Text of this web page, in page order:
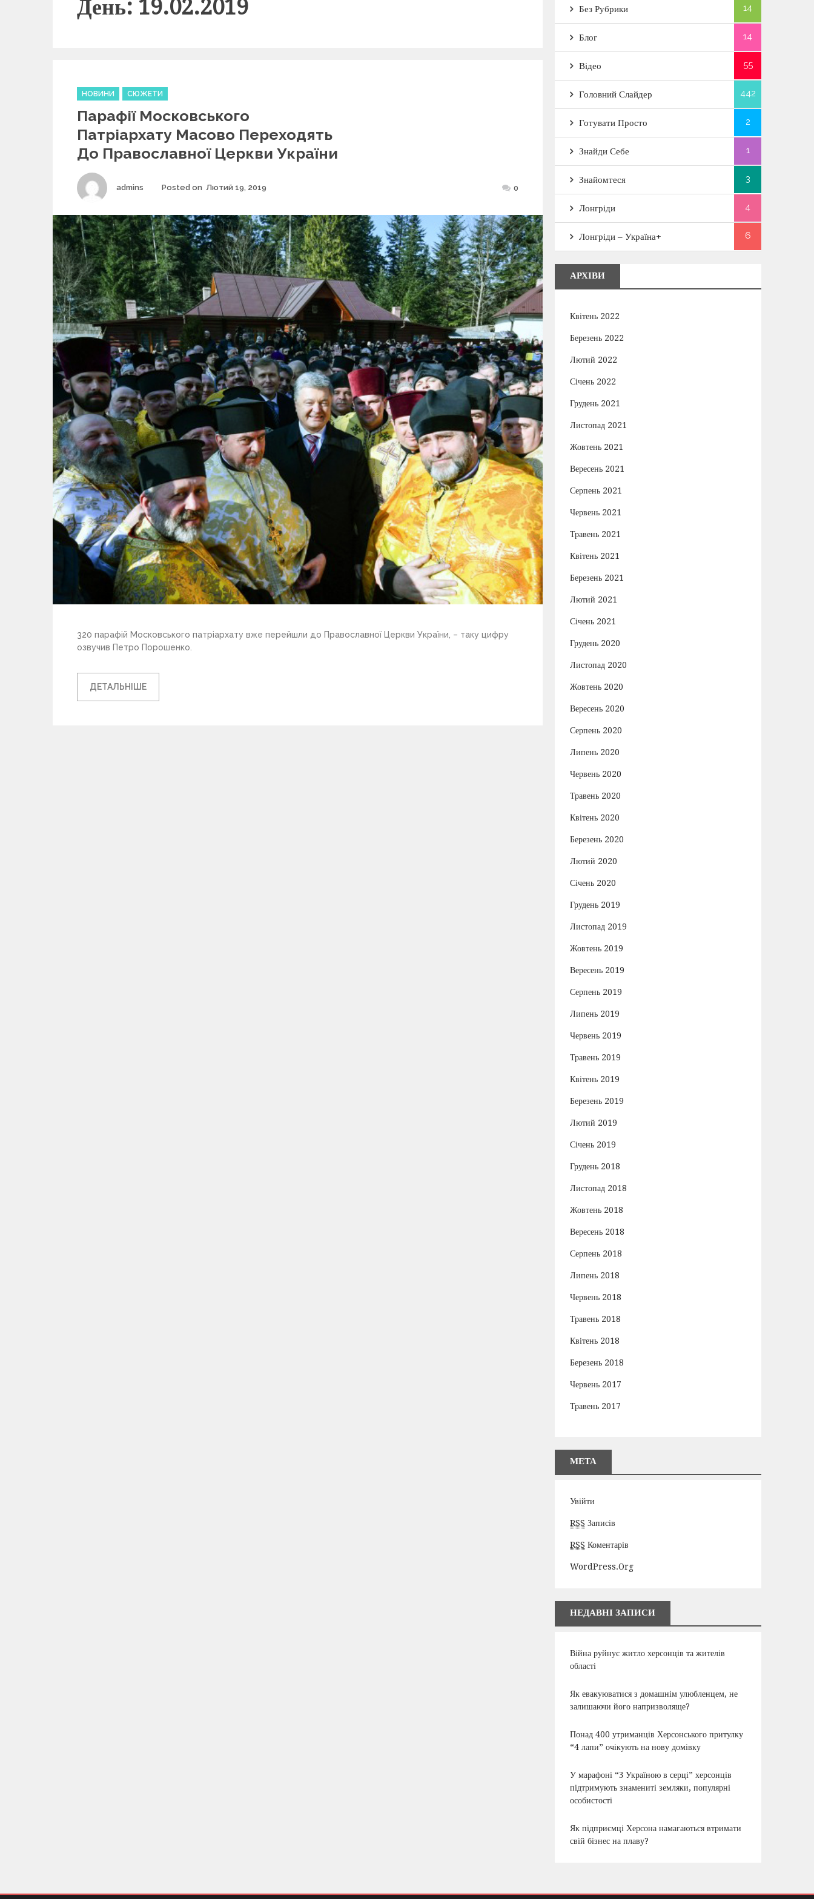
День: 19.02.2019
C
a
e
g
o
i
e
НОВИНИ СЮЖЕТИ
Парафії Московського
Патріархату Масово Переходять
До Православної Церкви України
Author
admins Posted on Лютий 19, 2019 0
320 парафій Московського патріархату вже перейшли до Православної Церкви України, – таку цифру
озвучив Петро Порошенко.
ДЕТАЛЬНІШЕ
Без Рубрики 14
Блог 14
Відео 55
Головний Слайдер 442
Готувати Просто 2
Знайди Себе 1
Знайомтеся 3
Лонгріди 4
Лонгріди – Україна+ 6
АРХІВИ
Квітень 2022
Березень 2022
Лютий 2022
Січень 2022
Грудень 2021
Листопад 2021
Жовтень 2021
Вересень 2021
Серпень 2021
Червень 2021
Травень 2021
Квітень 2021
Березень 2021
Лютий 2021
Січень 2021
Грудень 2020
Листопад 2020
Жовтень 2020
Вересень 2020
Серпень 2020
Липень 2020
Червень 2020
Травень 2020
Квітень 2020
Березень 2020
Лютий 2020
Січень 2020
Грудень 2019
Листопад 2019
Жовтень 2019
Вересень 2019
Серпень 2019
Липень 2019
Червень 2019
Травень 2019
Квітень 2019
Березень 2019
Лютий 2019
Січень 2019
Грудень 2018
Листопад 2018
Жовтень 2018
Вересень 2018
Серпень 2018
Липень 2018
Червень 2018
Травень 2018
Квітень 2018
Березень 2018
Червень 2017
Травень 2017
МЕТА
Увійти
RSS Записів
RSS Коментарів
WordPress.org
НЕДАВНІ ЗАПИСИ
Війна руйнує житло херсонців та жителів
області
Як евакуюватися з домашнім улюбленцем, не
залишаючи його напризволяще?
Понад 400 утриманців Херсонського притулку
“4 лапи” очікують на нову домівку
У марафоні “З Україною в серці” херсонців
підтримують знамениті земляки, популярні
особистості
Як підприємці Херсона намагаються втримати
свій бізнес на плаву?